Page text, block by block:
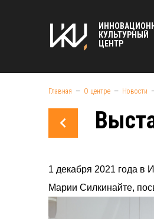
КУЛЬТУРНЫЙ
ЦЕНТР
Главная О центре Новости
1 декабря 2021 года в
Марии Силкинайте,